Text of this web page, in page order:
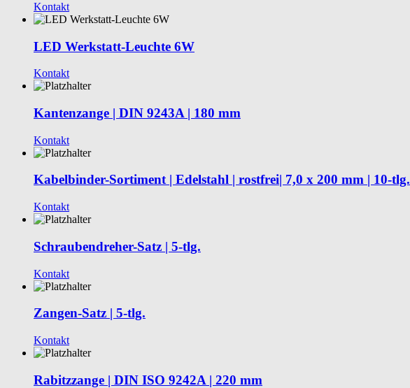
Kontakt
LED Werkstatt-Leuchte 6W
Kontakt
Kantenzange | DIN 9243A | 180 mm
Kontakt
Kabelbinder-Sortiment | Edelstahl | rostfrei| 7,0 x 200 mm | 10-tlg.
Kontakt
Schraubendreher-Satz | 5-tlg.
Kontakt
Zangen-Satz | 5-tlg.
Kontakt
Rabitzzange | DIN ISO 9242A | 220 mm